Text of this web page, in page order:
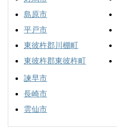
島原市
平戸市
東彼杵郡川棚町
東彼杵郡東彼杵町
諫早市
長崎市
雲仙市